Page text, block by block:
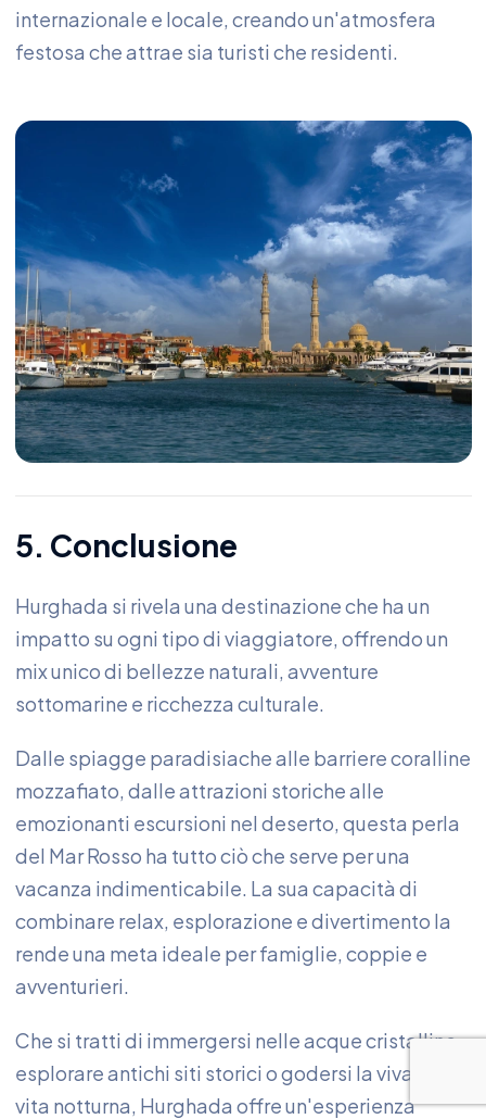
internazionale e locale, creando un'atmosfera
festosa che attrae sia turisti che residenti.
5. Conclusione
Hurghada si rivela una destinazione che ha un
impatto su ogni tipo di viaggiatore, offrendo un
mix unico di bellezze naturali, avventure
sottomarine e ricchezza culturale.
Dalle spiagge paradisiache alle barriere coralline
mozzafiato, dalle attrazioni storiche alle
emozionanti escursioni nel deserto, questa perla
del Mar Rosso ha tutto ciò che serve per una
vacanza indimenticabile. La sua capacità di
combinare relax, esplorazione e divertimento la
rende una meta ideale per famiglie, coppie e
avventurieri.
Che si tratti di immergersi nelle acque cristalline,
esplorare antichi siti storici o godersi la vivace
vita notturna, Hurghada offre un'esperienza